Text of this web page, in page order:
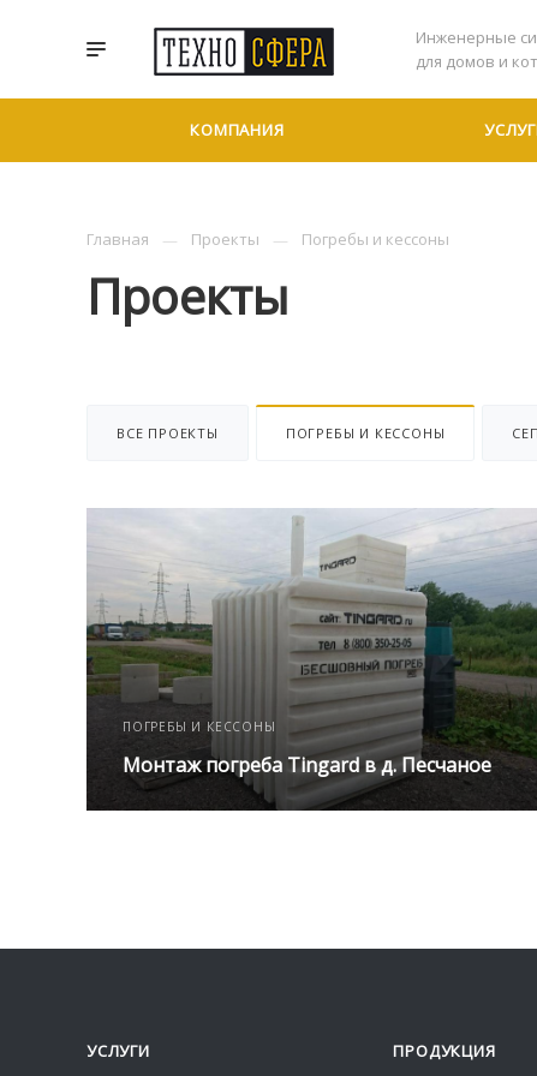
Инженерные
для домов и
КОМПАНИЯ
Главная Проекты Погребы и кессоны
Проекты
ВСЕ ПРОЕКТЫ ПОГРЕБЫ И КЕССОНЫ
ПОГРЕБЫ И КЕССОНЫ
Монтаж погреба Tingard в д. Песчаное
УСЛУГИ ПРОДУКЦИЯ